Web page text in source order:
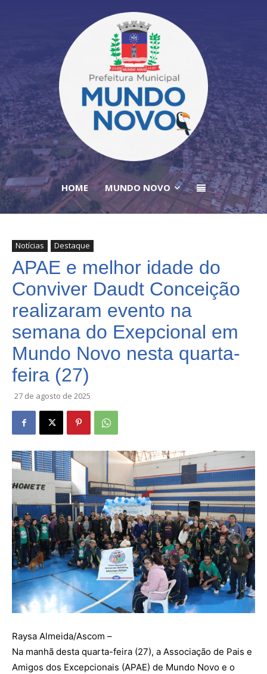
HOME MUNDO NOVO
Notícias Destaque
APAE e melhor idade do
Conviver Daudt Conceição
realizaram evento na
semana do Exepcional em
Mundo Novo nesta quarta-
feira (27)
27 de agosto de 2025
Raysa Almeida/Ascom –
Na manhã desta quarta-feira (27), a Associação de Pais e
Amigos dos Excepcionais (APAE) de Mundo Novo e o